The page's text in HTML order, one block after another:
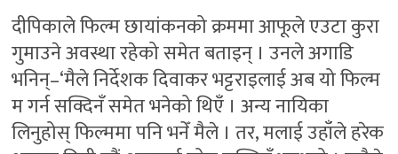
दीपिकाले फिल्म छायांकनको क्रममा आफूले एउटा कुरा
गुमाउने अवस्था रहेको समेत बताइन् । उनले अगाडि
भनिन्–‘मैले निर्देशक दिवाकर भट्टराइलाई अब यो फिल्म
म गर्न सक्दिनँ समेत भनेको थिएँ । अन्य नायिका
लिनुहोस् फिल्ममा पनि भनेँ मैले । तर, मलाई उहाँले हरेक